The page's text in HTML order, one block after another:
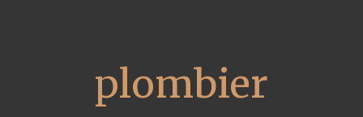
plombier